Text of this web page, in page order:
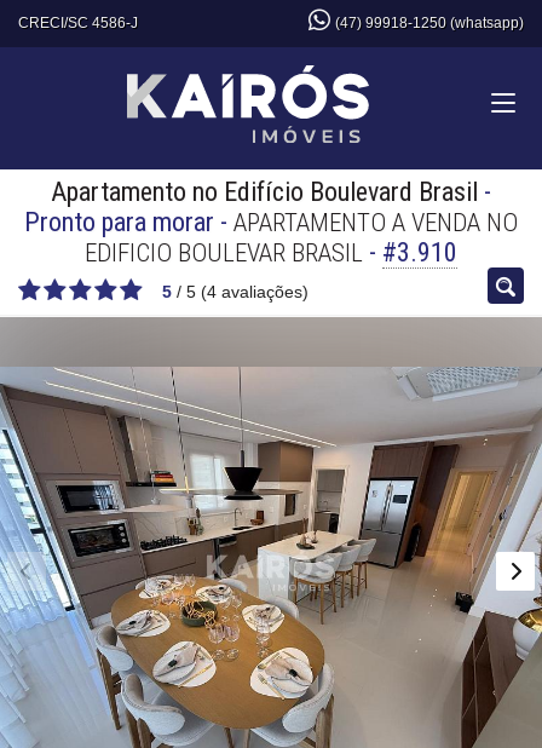
CRECI/SC 4586-J (47) 99918-1250 (whatsapp)
Apartamento no Edifício Boulevard Brasil -
Pronto para morar - APARTAMENTO A VENDA NO
EDIFICIO BOULEVAR BRASIL - #3.910
5 / 5 (4 avaliações)